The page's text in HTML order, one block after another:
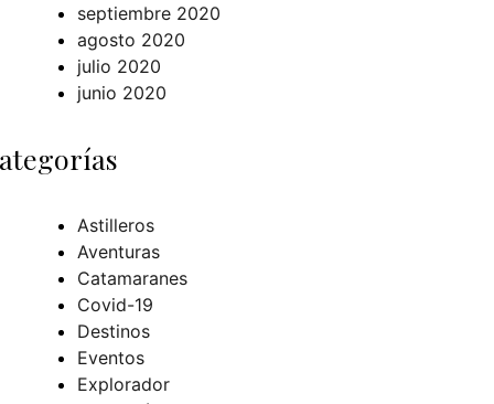
septiembre 2020
agosto 2020
julio 2020
junio 2020
Astilleros
Aventuras
Catamaranes
Covid-19
Destinos
Eventos
Explorador